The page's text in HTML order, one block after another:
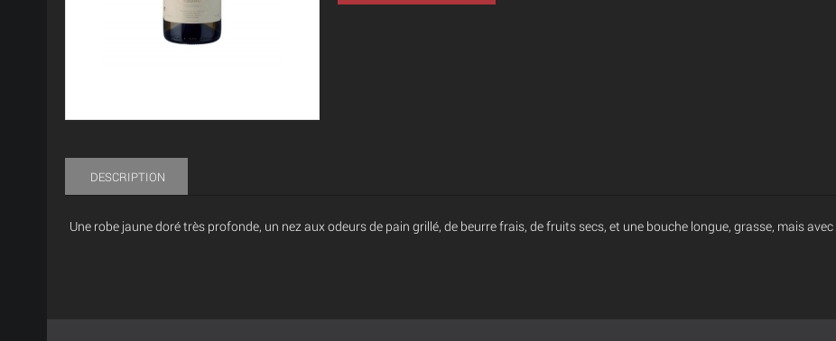
DESCRIPTION
Une robe jaune doré très profonde, un nez aux odeurs de pain grillé, de beurre frais, de fruits secs, et une bouche longue, grasse, mais